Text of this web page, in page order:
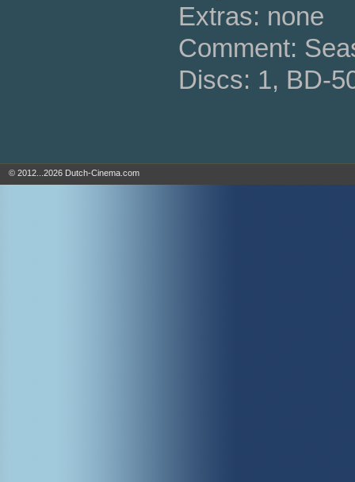
Extras: none
Comment:
Discs: 1, BD-
© 2012...2026 Dutch-Cinema.com